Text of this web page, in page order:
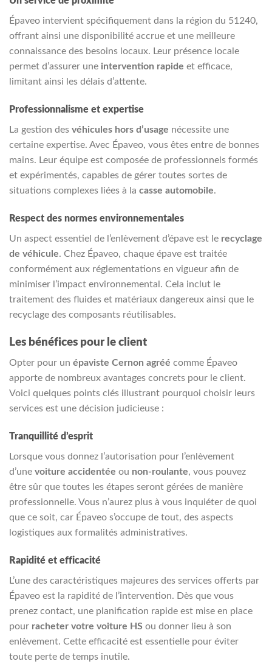
Épaveo intervient spécifiquement dans la région du 51240,
offrant ainsi une disponibilité accrue et une meilleure
connaissance des besoins locaux. Leur présence locale
permet d’assurer une intervention rapide et efficace,
limitant ainsi les délais d’attente.
Professionnalisme et expertise
La gestion des véhicules hors d’usage nécessite une
certaine expertise. Avec Épaveo, vous êtes entre de bonnes
mains. Leur équipe est composée de professionnels formés
et expérimentés, capables de gérer toutes sortes de
situations complexes liées à la casse automobile.
Respect des normes environnementales
Un aspect essentiel de l’enlèvement d’épave est le recyclage
de véhicule. Chez Épaveo, chaque épave est traitée
conformément aux réglementations en vigueur afin de
minimiser l’impact environnemental. Cela inclut le
traitement des fluides et matériaux dangereux ainsi que le
recyclage des composants réutilisables.
Les bénéfices pour le client
Opter pour un épaviste Cernon agréé comme Épaveo
apporte de nombreux avantages concrets pour le client.
Voici quelques points clés illustrant pourquoi choisir leurs
services est une décision judicieuse :
Tranquillité d’esprit
Lorsque vous donnez l’autorisation pour l’enlèvement
d’une voiture accidentée ou non-roulante, vous pouvez
être sûr que toutes les étapes seront gérées de manière
professionnelle. Vous n’aurez plus à vous inquiéter de quoi
que ce soit, car Épaveo s’occupe de tout, des aspects
logistiques aux formalités administratives.
Rapidité et efficacité
L’une des caractéristiques majeures des services offerts par
Épaveo est la rapidité de l’intervention. Dès que vous
prenez contact, une planification rapide est mise en place
pour racheter votre voiture HS ou donner lieu à son
enlèvement. Cette efficacité est essentielle pour éviter
toute perte de temps inutile.